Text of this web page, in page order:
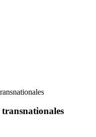
transnationales